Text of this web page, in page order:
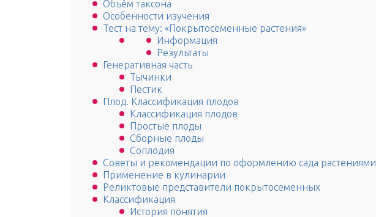
Объём таксона
Особенности изучения
Тест на тему: «Покрытосеменные растения»
Информация
Результаты
Генеративная часть
Тычинки
Пестик
Плод. Классификация плодов
Классификация плодов
Простые плоды
Сборные плоды
Соплодия
Советы и рекомендации по оформлению сада растениями
Применение в кулинарии
Реликтовые представители покрытосеменных
Классификация
История понятия